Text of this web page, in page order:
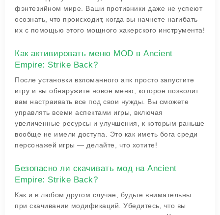
фэнтезийном мире. Ваши противники даже не успеют
осознать, что происходит, когда вы начнете нагибать
их с помощью этого мощного хакерского инструмента!
Как активировать меню MOD в Ancient
Empire: Strike Back?
После установки взломанного апк просто запустите
игру и вы обнаружите новое меню, которое позволит
вам настраивать все под свои нужды. Вы сможете
управлять всеми аспектами игры, включая
увеличенные ресурсы и улучшения, к которым раньше
вообще не имели доступа. Это как иметь бога среди
персонажей игры — делайте, что хотите!
Безопасно ли скачивать мод на Ancient
Empire: Strike Back?
Как и в любом другом случае, будьте внимательны
при скачивании модификаций. Убедитесь, что вы